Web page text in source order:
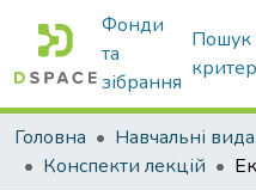
Фонди
та
зібрання
Пошук
Головна
Конспекти лекцій